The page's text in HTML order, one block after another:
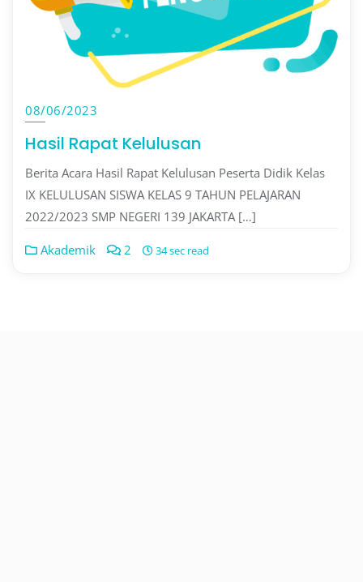
08/06/2023
Hasil Rapat Kelulusan
Berita Acara Hasil Rapat Kelulusan Peserta Didik Kelas
IX KELULUSAN SISWA KELAS 9 TAHUN PELAJARAN
2022/2023 SMP NEGERI 139 JAKARTA […]
Akademik 2 34 sec read